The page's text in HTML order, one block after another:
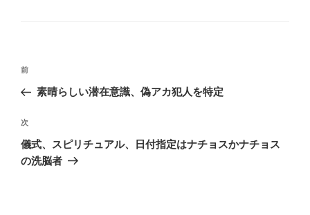
投
ナ
ビ
ゲ
ー
前
の
稿
前
素晴らしい潜在意識、偽アカ犯人を特定
次
の
投
次
儀式、スピリチュアル、日付指定はナチョスかナチョス
の洗脳者